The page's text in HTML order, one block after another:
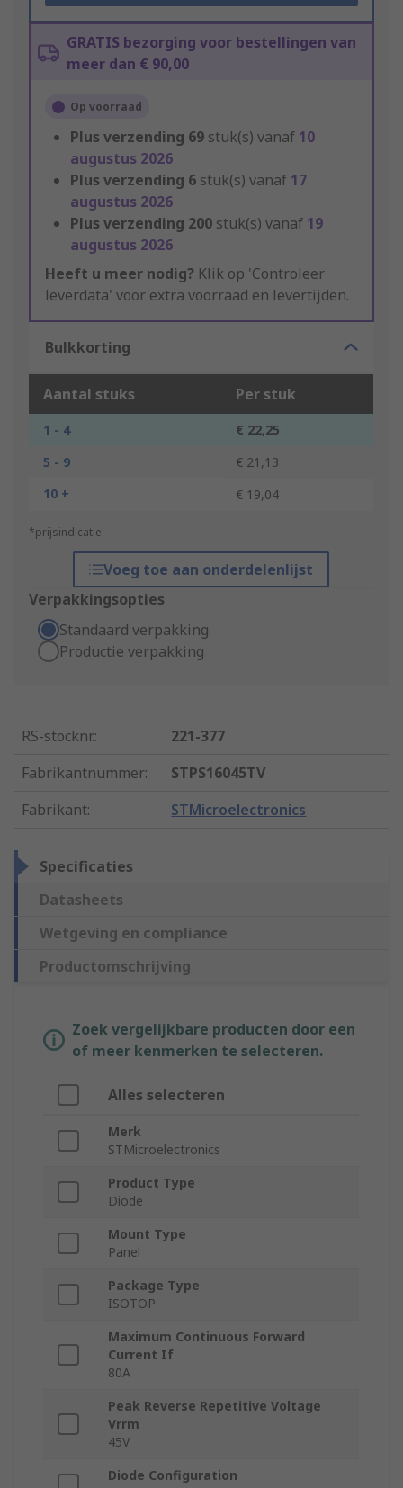
GRATIS bezorging voor bestellingen van
meer dan € 90,00
Op voorraad
Plus verzending 69 stuk(s) vanaf 10
augustus 2026
Plus verzending 6 stuk(s) vanaf 17
augustus 2026
Plus verzending 200 stuk(s) vanaf 19
augustus 2026
Heeft u meer nodig? Klik op 'Controleer
leverdata' voor extra voorraad en levertijden.
Bulkkorting
Aantal stuks Per stuk
1 - 4
€ 22,25
5 - 9
€ 21,13
10 +
€ 19,04
*prijsindicatie
Voeg toe aan onderdelenlijst
Verpakkingsopties
Standaard verpakking
Productie verpakking
RS-stocknr.:
221-377
Fabrikantnummer:
STPS16045TV
Fabrikant: STMicroelectronics
Specificaties
Datasheets
Wetgeving en compliance
Productomschrijving
Zoek vergelijkbare producten door een
of meer kenmerken te selecteren.
Alles selecteren
Merk
STMicroelectronics
Product Type
Diode
Mount Type
Panel
Package Type
ISOTOP
Maximum Continuous Forward
Current If
80A
Peak Reverse Repetitive Voltage
Vrrm
45V
Diode Configuration